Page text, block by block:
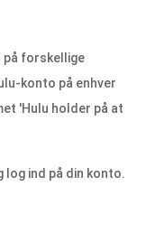
på forskellige
konto på enhver
'Hulu holder på at
log ind på din konto.